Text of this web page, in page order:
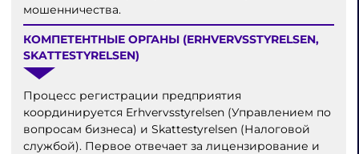
мошенничества.
КОМПЕТЕНТНЫЕ ОРГАНЫ (ERHVERVSSTYRELSEN,
SKATTESTYRELSEN)
Процесс регистрации предприятия
координируется Erhvervsstyrelsen (Управлением по
вопросам бизнеса) и Skattestyrelsen (Налоговой
службой). Первое отвечает за лицензирование и